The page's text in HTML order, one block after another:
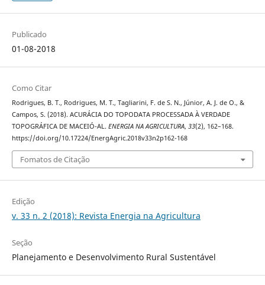
Publicado
01-08-2018
Como Citar
Rodrigues, B. T., Rodrigues, M. T., Tagliarini, F. de S. N., Júnior, A. J. de O., &
Campos, S. (2018). ACURÁCIA DO TOPODATA PROCESSADA À VERDADE
TOPOGRÁFICA DE MACEIÓ-AL. ENERGIA NA AGRICULTURA, 33(2), 162–168.
https://doi.org/10.17224/EnergAgric.2018v33n2p162-168
Fomatos de Citação
Edição
v. 33 n. 2 (2018): Revista Energia na Agricultura
Seção
Planejamento e Desenvolvimento Rural Sustentável